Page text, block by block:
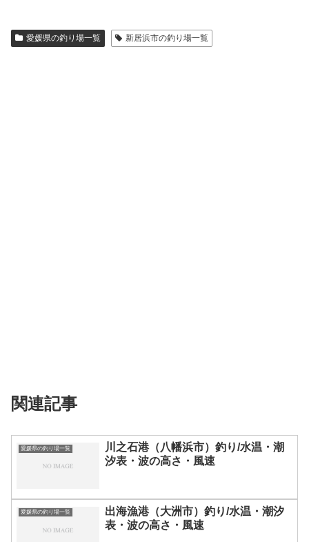
愛媛県の釣り場一覧 新居浜市の釣り場一覧
関連記事
愛媛県の釣り場一覧
川之石港（八幡浜市）釣り/水温・潮
汐表・波の高さ・風速
愛媛県の釣り場一覧
出海漁港（大洲市）釣り/水温・潮汐
表・波の高さ・風速